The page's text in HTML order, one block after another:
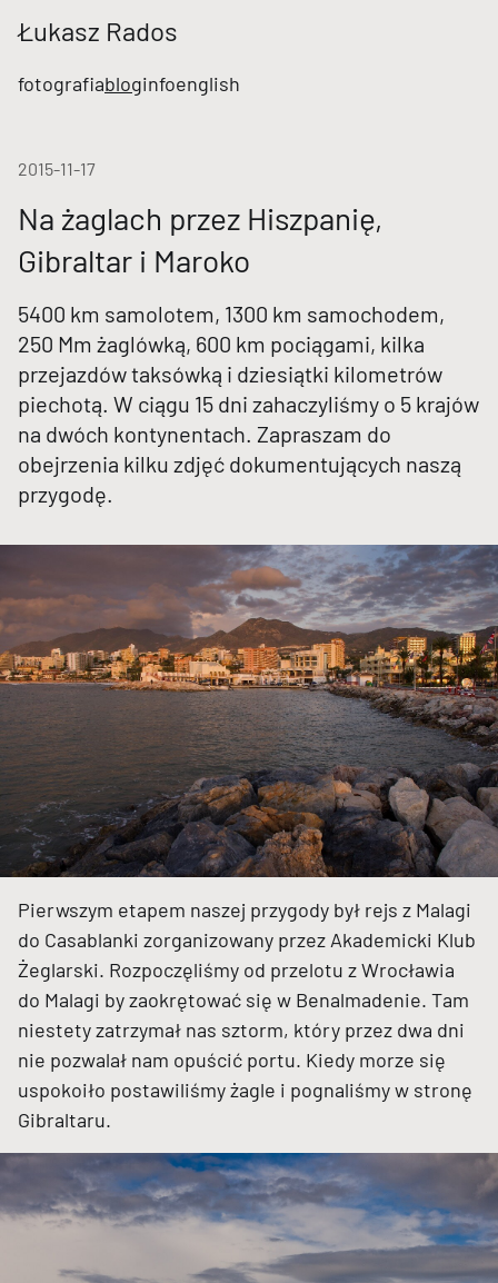
Łukasz Rados
fotografiabloginfoenglish
2015-11-17
Na żaglach przez Hiszpanię,
Gibraltar i Maroko
5400 km samolotem, 1300 km samochodem,
250 Mm żaglówką, 600 km pociągami, kilka
przejazdów taksówką i dziesiątki kilometrów
piechotą. W ciągu 15 dni zahaczyliśmy o 5 krajów
na dwóch kontynentach. Zapraszam do
obejrzenia kilku zdjęć dokumentujących naszą
przygodę.
Pierwszym etapem naszej przygody był rejs z Malagi
do Casablanki zorganizowany przez Akademicki Klub
Żeglarski. Rozpoczęliśmy od przelotu z Wrocławia
do Malagi by zaokrętować się w Benalmadenie. Tam
niestety zatrzymał nas sztorm, który przez dwa dni
nie pozwalał nam opuścić portu. Kiedy morze się
uspokoiło postawiliśmy żagle i pognaliśmy w stronę
Gibraltaru.